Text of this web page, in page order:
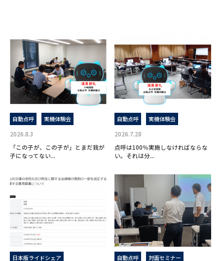
自動点呼 実機体験会
2026.8.3
「この子が、この子が」とまだ我が
子になってない...
自動点呼 実機体験会
2026.7.28
点呼は100％実施しなければならな
い。それは分...
日本版ライドシェア
自動点呼 対面セミナー